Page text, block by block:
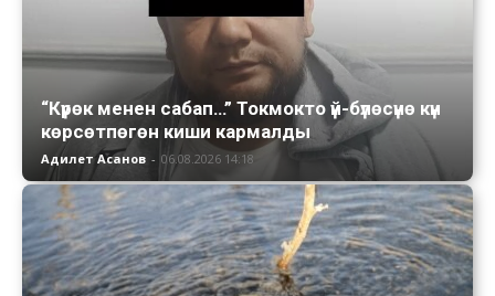
“Күрөк менен сабап…” Токмокто үй-бүлөсүнө күн
көрсөтпөгөн киши кармалды
Адилет Асанов - 06.08.2026 14:18